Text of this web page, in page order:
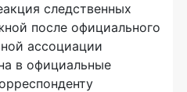
следственных
после официального
ассоциации
в официальные